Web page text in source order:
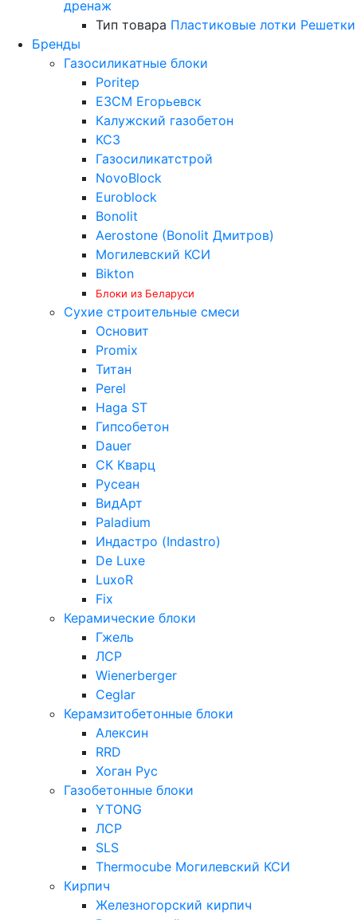
дренаж
Тип товара Пластиковые лотки Решетки
Бренды
Газосиликатные блоки
Poritep
ЕЗСМ Егорьевск
Калужский газобетон
КСЗ
Газосиликатстрой
NovoBlock
Euroblock
Bonolit
Aerostone (Bonolit Дмитров)
Могилевский КСИ
Bikton
Блоки из Беларуси
Сухие строительные смеси
Основит
Promix
Титан
Perel
Haga ST
Гипсобетон
Dauer
СК Кварц
Русеан
ВидАрт
Paladium
Индастро (Indastro)
De Luxe
LuxoR
Fix
Керамические блоки
Гжель
ЛСР
Wienerberger
Ceglar
Керамзитобетонные блоки
Алексин
RRD
Хоган Рус
Газобетонные блоки
YTONG
ЛСР
SLS
Thermocube Могилевский КСИ
Кирпич
Железногорский кирпич